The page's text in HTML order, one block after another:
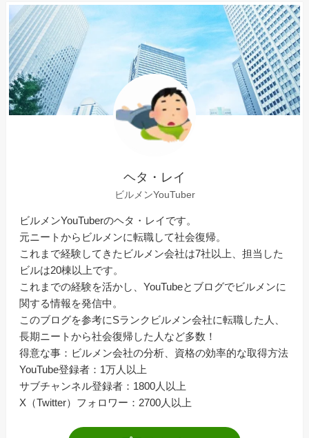
ヘタ・レイ
ビルメンYouTuber
ビルメンYouTuberのヘタ・レイです。
元ニートからビルメンに転職して社会復帰。
これまで経験してきたビルメン会社は7社以上、担当した
ビルは20棟以上です。
これまでの経験を活かし、YouTubeとブログでビルメンに
関する情報を発信中。
このブログを参考にSランクビルメン会社に転職した人、
長期ニートから社会復帰した人など多数！
得意な事：ビルメン会社の分析、資格の効率的な取得方法
YouTube登録者：1万人以上
サブチャンネル登録者：1800人以上
X（Twitter）フォロワー：2700人以上